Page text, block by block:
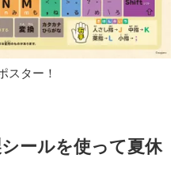
スター！
シールを使って夏休